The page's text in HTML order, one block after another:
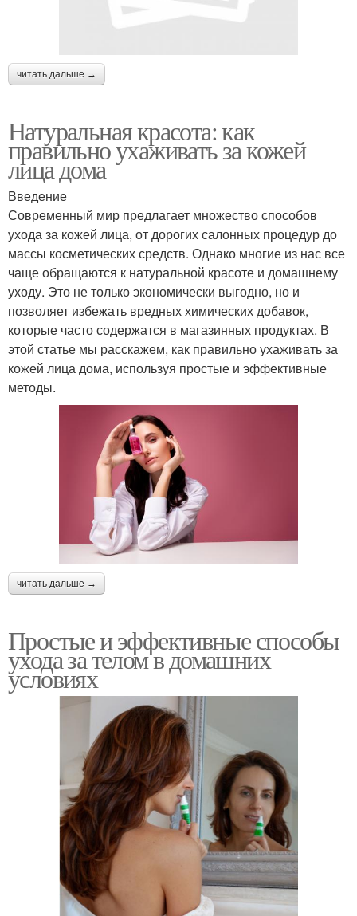
читать дальше →
Натуральная красота: как
правильно ухаживать за кожей
лица дома
Введение
Современный мир предлагает множество способов
ухода за кожей лица, от дорогих салонных процедур до
массы косметических средств. Однако многие из нас все
чаще обращаются к натуральной красоте и домашнему
уходу. Это не только экономически выгодно, но и
позволяет избежать вредных химических добавок,
которые часто содержатся в магазинных продуктах. В
этой статье мы расскажем, как правильно ухаживать за
кожей лица дома, используя простые и эффективные
методы.
читать дальше →
Простые и эффективные способы
ухода за телом в домашних
условиях